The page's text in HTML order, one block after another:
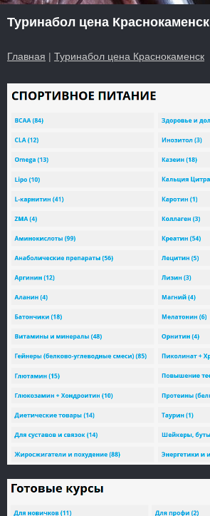
Туринабол цена Краснокаменск
Главная | Туринабол цена Краснокаменск